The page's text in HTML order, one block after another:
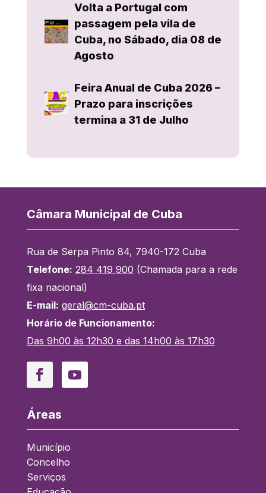
Volta a Portugal com
passagem pela vila de
Cuba, no Sábado, dia 08 de
Agosto
Feira Anual de Cuba 2026 –
Prazo para inscrições
termina a 31 de Julho
Câmara Municipal de Cuba
Rua de Serpa Pinto 84, 7940-172 Cuba
Telefone: 284 419 900 (Chamada para a rede
fixa nacional)
E-mail: geral@cm-cuba.pt
Horário de Funcionamento:
Das 9h00 às 12h30 e das 14h00 às 17h30
FacebookYouTube
Áreas
Município
Concelho
Serviços